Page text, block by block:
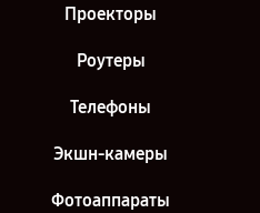
Проекторы
Роутеры
Телефоны
Экшн-камеры
Фотоаппараты